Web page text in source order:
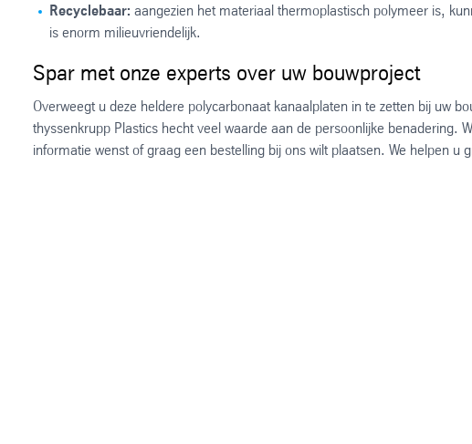
Recyclebaar: aangezien het materiaal thermoplastisch polymeer is,
is enorm milieuvriendelijk.
Spar met onze experts over uw bouwproject
Overweegt u deze heldere polycarbonaat kanaalplaten in te zetten bij uw
thyssenkrupp Plastics hecht veel waarde aan de persoonlijke
informatie wenst of graag een bestelling bij ons wilt plaatsen. We helpen